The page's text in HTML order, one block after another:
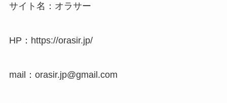
サイト名：オラサー
HP：https://orasir.jp/
mail：orasir.jp@gmail.com